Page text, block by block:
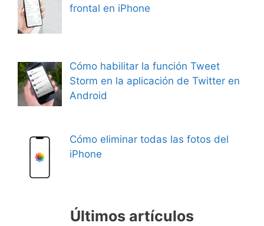
frontal en iPhone
Cómo habilitar la función Tweet
Storm en la aplicación de Twitter en
Android
Cómo eliminar todas las fotos del
iPhone
Últimos artículos